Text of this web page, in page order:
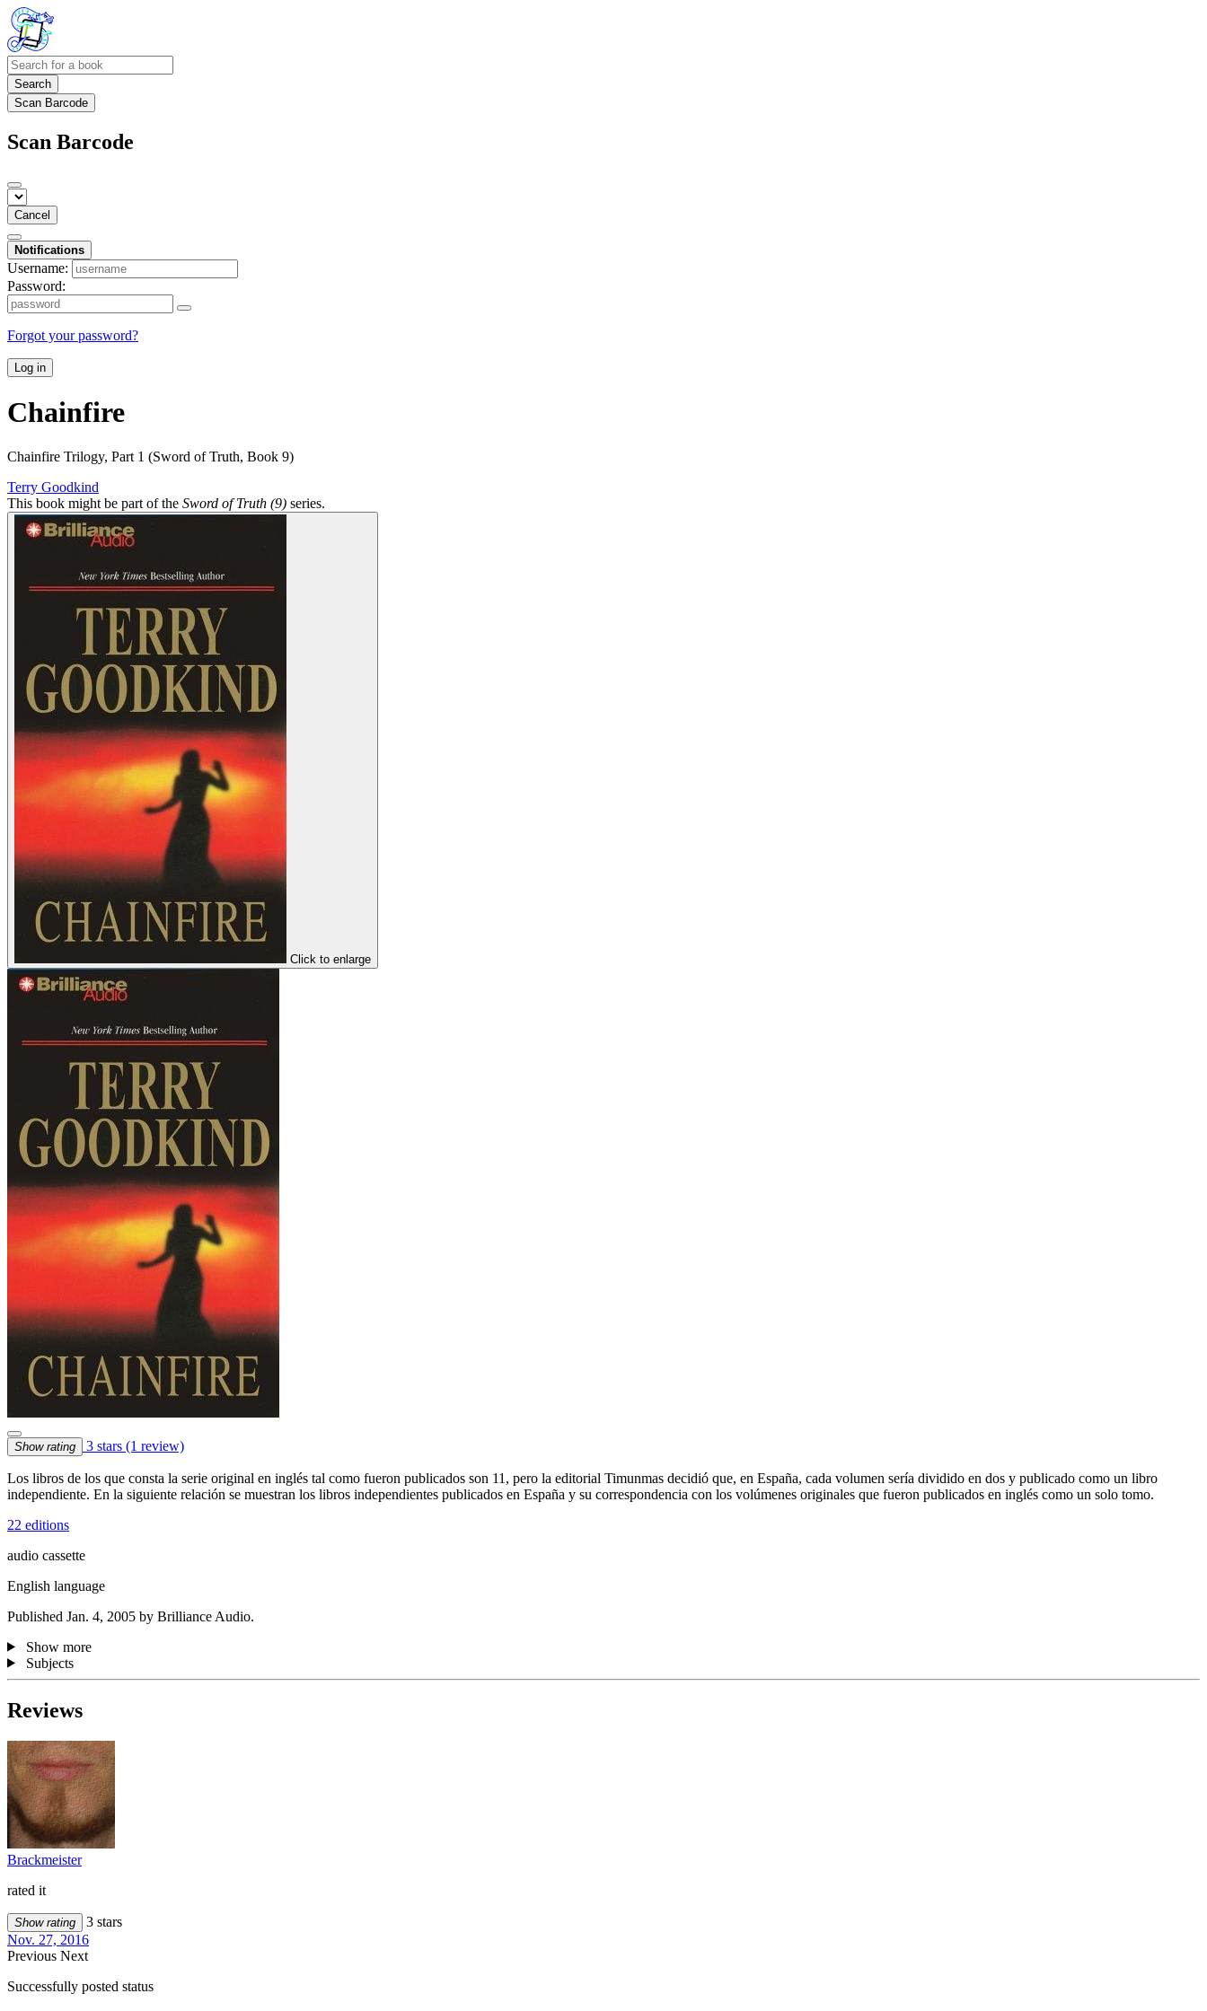
Search
Scan Barcode
Scan Barcode
Cancel
Notifications
Username:
Password:
Forgot your password?
Log in
Chainfire
Chainfire Trilogy, Part 1 (Sword of Truth, Book 9)
Terry Goodkind
This book might be part of the Sword of Truth (9) series.
Click to enlarge
Show rating 3 stars (1 review)
Los libros de los que consta la serie original en inglés tal como fueron publicados son 11, pero la editorial Timunmas decidió que, en España, cada volumen sería dividido en dos y publicado como un libro
independiente. En la siguiente relación se muestran los libros independientes publicados en España y su correspondencia con los volúmenes originales que fueron publicados en inglés como un solo tomo.
22 editions
audio cassette
English language
Published Jan. 4, 2005 by Brilliance Audio.
Show more
Subjects
Reviews
Brackmeister
rated it
Show rating
3 stars
Nov. 27, 2016
Previous Next
Successfully posted status